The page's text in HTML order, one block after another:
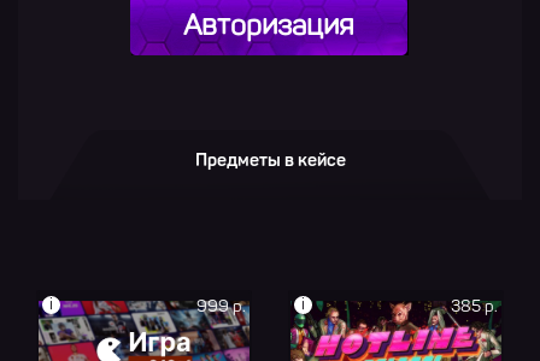
Авторизация
Предметы в кейсе
999 р.
i 385 р.
i